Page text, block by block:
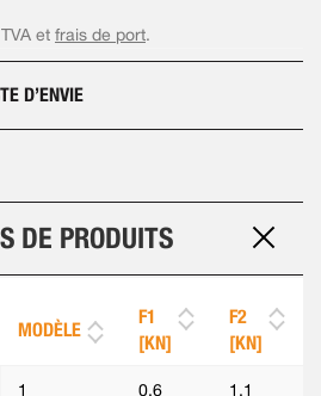
et frais de port.
D’ENVIE
DE PRODUITS
MODÈLE
F1
[KN]
F2
[KN]
1 0,6 1,1